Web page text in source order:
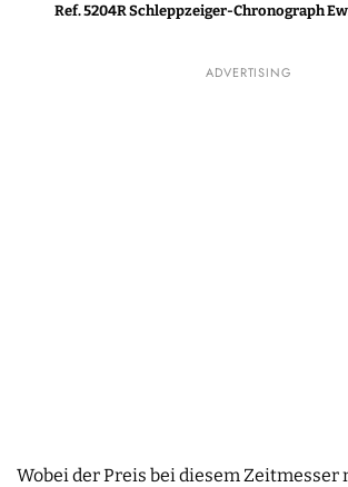
Ref. 5204R Schleppzeiger-Chronograph
ADVERTISING
Wobei der Preis bei diesem